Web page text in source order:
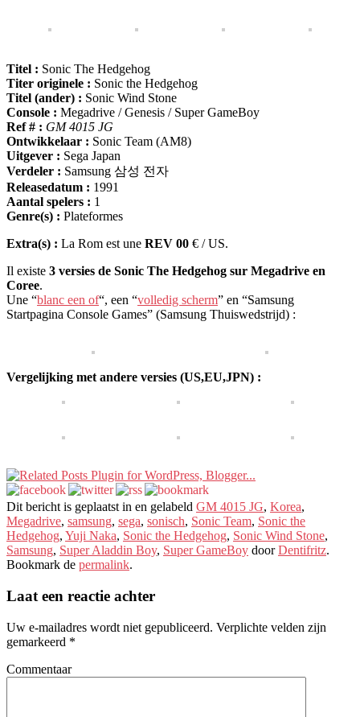
Titel : Sonic The Hedgehog
Titer originele : Sonic the Hedgehog
Titel (ander) : Sonic Wind Stone
Console : Megadrive / Genesis / Super GameBoy
Ref # : GM 4015 JG
Ontwikkelaar : Sonic Team (AM8)
Uitgever : Sega Japan
Verdeler : Samsung 삼성 전자
Releasedatum : 1991
Aantal spelers : 1
Genre(s) : Plateformes
Extra(s) : La Rom est une REV 00 € / US.
Il existe 3 versies de Sonic The Hedgehog sur Megadrive en
Coree.
Une “blanc een of“, een “volledig scherm” en “Samsung
Startpagina Console Games” (Samsung Thuiswedstrijd) :
Vergelijking met andere versies (US,EU,JPN) :
Dit bericht is geplaatst in en gelabeld GM 4015 JG, Korea,
Megadrive, samsung, sega, sonisch, Sonic Team, Sonic the
Hedgehog, Yuji Naka, Sonic the Hedgehog, Sonic Wind Stone,
Samsung, Super Aladdin Boy, Super GameBoy doorDentifritz.
Bookmark de permalink.
Laat een reactie achter
Uw e-mailadres wordt niet gepubliceerd. Verplichte velden zijn
gemarkeerd *
Commentaar